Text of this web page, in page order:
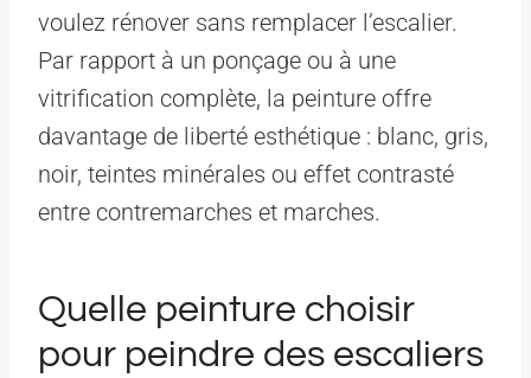
voulez rénover sans remplacer l’escalier.
Par rapport à un ponçage ou à une
vitrification complète, la peinture offre
davantage de liberté esthétique : blanc, gris,
noir, teintes minérales ou effet contrasté
entre contremarches et marches.
Quelle peinture choisir
pour peindre des escaliers